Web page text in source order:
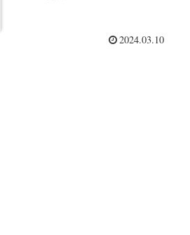
2024.03.10